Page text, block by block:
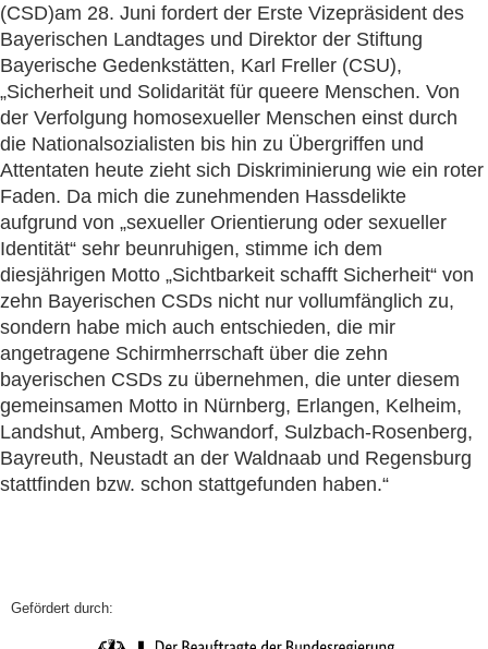
(CSD)am 28. Juni fordert der Erste Vizepräsident des
Bayerischen Landtages und Direktor der Stiftung
Bayerische Gedenkstätten, Karl Freller (CSU),
„Sicherheit und Solidarität für queere Menschen. Von
der Verfolgung homosexueller Menschen einst durch
die Nationalsozialisten bis hin zu Übergriffen und
Attentaten heute zieht sich Diskriminierung wie ein roter
Faden. Da mich die zunehmenden Hassdelikte
aufgrund von „sexueller Orientierung oder sexueller
Identität“ sehr beunruhigen, stimme ich dem
diesjährigen Motto „Sichtbarkeit schafft Sicherheit“ von
zehn Bayerischen CSDs nicht nur vollumfänglich zu,
sondern habe mich auch entschieden, die mir
angetragene Schirmherrschaft über die zehn
bayerischen CSDs zu übernehmen, die unter diesem
gemeinsamen Motto in Nürnberg, Erlangen, Kelheim,
Landshut, Amberg, Schwandorf, Sulzbach-Rosenberg,
Bayreuth, Neustadt an der Waldnaab und Regensburg
stattfinden bzw. schon stattgefunden haben.“